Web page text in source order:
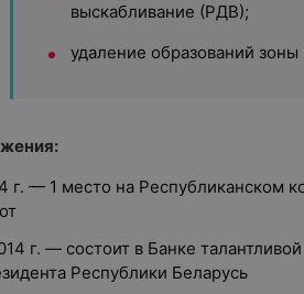
выскабливание (РДВ);
удаление образований
г. — 1 место на Республиканском
г. — состоит в Банке
Республики Беларусь